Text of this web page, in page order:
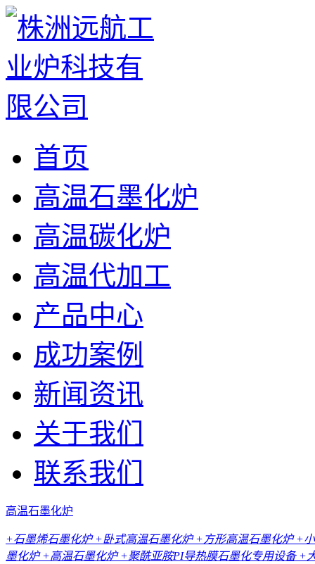
首页
高温石墨化炉
高温碳化炉
高温代加工
产品中心
成功案例
新闻资讯
关于我们
联系我们
高温石墨化炉
+石墨烯石墨化炉+卧式高温石墨化炉+方形高温石墨化炉+
墨化炉+高温石墨化炉+聚酰亚胺PI导热膜石墨化专用设备 +